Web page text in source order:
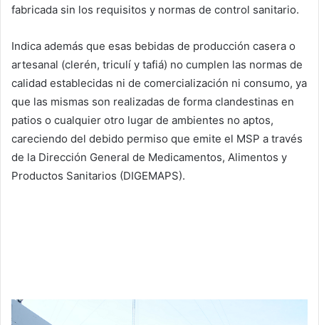
fabricada sin los requisitos y normas de control sanitario.
Indica además que esas bebidas de producción casera o
artesanal (clerén, triculí y tafiá) no cumplen las normas de
calidad establecidas ni de comercialización ni consumo, ya
que las mismas son realizadas de forma clandestinas en
patios o cualquier otro lugar de ambientes no aptos,
careciendo del debido permiso que emite el MSP a través
de la Dirección General de Medicamentos, Alimentos y
Productos Sanitarios (DIGEMAPS).